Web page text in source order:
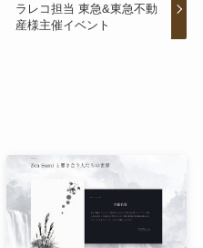
ラレコ担当 東急&東急不動
産様主催イベント